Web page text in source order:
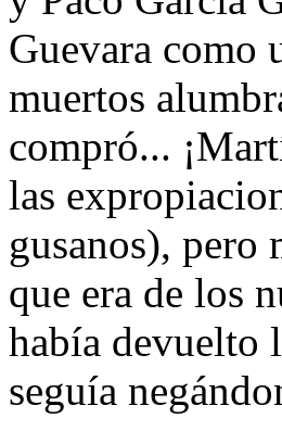
Guevara como
muertos
compró...
las
gusanos), pero
que era de los
había devuelto
seguía